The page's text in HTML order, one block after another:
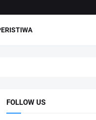
FOLLOW US